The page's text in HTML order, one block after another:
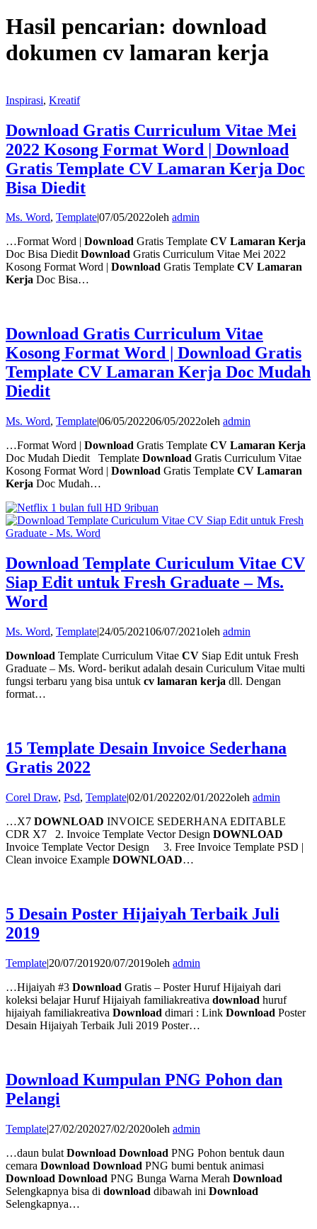
Hasil pencarian: download
dokumen cv lamaran kerja
Inspirasi, Kreatif
Download Gratis Curriculum Vitae Mei
2022 Kosong Format Word | Download
Gratis Template CV Lamaran Kerja Doc
Bisa Diedit
Ms. Word, Template07/05/2022oleh admin
…Format Word | Download Gratis Template CV Lamaran Kerja
Doc Bisa DieditDownload Gratis Curriculum Vitae Mei 2022
Kosong Format Word | Download Gratis Template CV Lamaran
Kerja Doc Bisa…
Download Gratis Curriculum Vitae
Kosong Format Word | Download Gratis
Template CV Lamaran Kerja Doc Mudah
Diedit
Ms. Word, Template|06/05/202206/05/2022oleh admin
…Format Word | Download Gratis Template CV Lamaran Kerja
Doc Mudah Diedit Template Download Gratis Curriculum Vitae
Kosong Format Word | Download Gratis Template CV Lamaran
Kerja Doc Mudah…
Download Template Curiculum Vitae CV
Siap Edit untuk Fresh Graduate – Ms.
Word
Ms. Word, Template|24/05/202106/07/2021oleh admin
Download Template Curriculum Vitae CV Siap Edit untuk Fresh
Graduate – Ms. Word- berikut adalah desain Curiculum Vitae multi
fungsi terbaru yang bisa untuk cv lamaran kerja dll. Dengan
format…
15 Template Desain Invoice Sederhana
Gratis 2022
Corel Draw, Psd, Template|02/01/202202/01/2022oleh admin
…X7 DOWNLOAD INVOICE SEDERHANA EDITABLE
CDR X7 2. Invoice Template Vector Design DOWNLOAD
Invoice Template Vector Design 3. Free Invoice Template PSD |
Clean invoice Example DOWNLOAD…
5 Desain Poster Hijaiyah Terbaik Juli
2019
Template|20/07/201920/07/2019oleh admin
…Hijaiyah #3 Download Gratis – Poster Huruf Hijaiyah dari
koleksi belajar Huruf Hijaiyah familiakreativa download huruf
hijaiyah familiakreativa Download dimari : Link Download Poster
Desain Hijaiyah Terbaik Juli 2019 Poster…
Download Kumpulan PNG Pohon dan
Pelangi
Template|27/02/202027/02/2020oleh admin
…daun bulat Download Download PNG Pohon bentuk daun
cemara Download Download PNG bumi bentuk animasi
Download Download PNG Bunga Warna Merah Download
Selengkapnya bisa di download dibawah ini Download
Selengkapnya…